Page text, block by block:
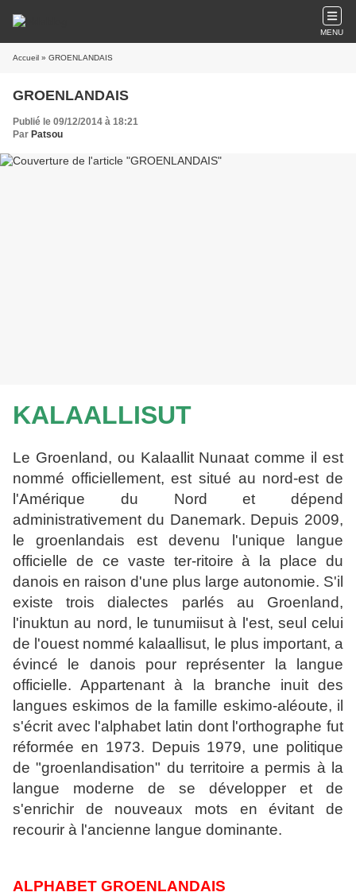
MENU
Accueil » GROENLANDAIS
GROENLANDAIS
Publié le 09/12/2014 à 18:21
Par Patsou
KALAALLISUT
Le Groenland, ou Kalaallit Nunaat comme il est
nommé officiellement, est situé au nord-est de
l'Amérique du Nord et dépend
administrativement du Danemark. Depuis 2009,
le groenlandais est devenu l'unique langue
officielle de ce vaste ter-ritoire à la place du
danois en raison d'une plus large autonomie. S'il
existe troisdialectes parlés au Groenland,
l'inuktun au nord, le tunumiisut à l'est, seul celui
de l'ouest nommé kalaallisut, le plus important, a
évincé le danois pour représenter la langue
officielle. Appartenant à la branche inuit des
langues eskimos de lafamille eskimo-aléoute, il
s'écrit avec l'alphabet latin dont l'orthographe fut
réformée en 1973. Depuis 1979, une politique
de "groenlandisation" du territoire a permis à la
langue moderne de se développer et de
s'enrichir de nouveaux mots en évitant de
recourir à l'ancienne langue dominante.
ALPHABET GROENLANDAIS